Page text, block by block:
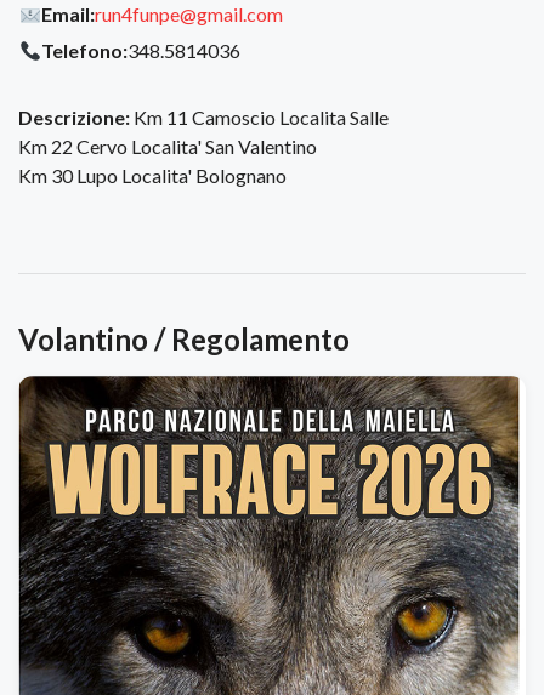
Email:run4funpe@gmail.com
Telefono:348.5814036
Descrizione: Km 11 Camoscio Localita Salle
Km 22 Cervo Localita' San Valentino
Km 30 Lupo Localita' Bolognano
Volantino / Regolamento